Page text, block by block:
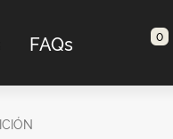
FAQs 0